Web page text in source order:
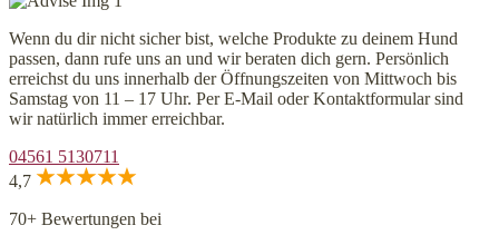
Wenn du dir nicht sicher bist, welche Produkte zu deinem Hund
passen, dann rufe uns an und wir beraten dich gern. Persönlich
erreichst du uns innerhalb der Öffnungszeiten von Mittwoch bis
Samstag von 11 – 17 Uhr. Per E-Mail oder Kontaktformular sind
wir natürlich immer erreichbar.
04561 5130711
4,7
70+ Bewertungen bei